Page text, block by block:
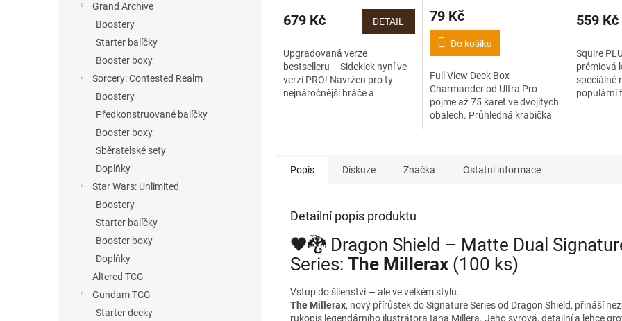
Grand Archive
Boostery
Starter balíčky
Booster boxy
Sorcery: Contested Realm
Boostery
Předkonstruované balíčky
Booster boxy
Sběratelské sety
Doplňky
Star Wars: Unlimited
Boostery
Starter balíčky
Booster boxy
Doplňky
Altered TCG
Gundam TCG
Starter decky
679 Kč DETAIL
Upgradovaná verze
bestselleru – Sidekick nyní ve
verzi PRO! Navržen pro ty
nejnáročnější hráče a
79 Kč
Do košíku
Full View Deck Box
Charmander od Ultra Pro
pojme až 75 karet ve dvojitých
obalech. Průhledná krabička
559 Kč
Squire
prémiová
speciálně
populární
Popis Diskuze Značka Ostatní informace
Detailní popis produktu
🖤🐉 Dragon Shield – Matte Dual
Series: The Millerax (100 ks)
Vstup do šílenství — ale ve velkém stylu.
The Millerax, nový přírůstek do Signature Series od Dragon Shield, přináší
rukopis legendárního ilustrátora Iana Millera. Jeho syrová, detailní a lehce